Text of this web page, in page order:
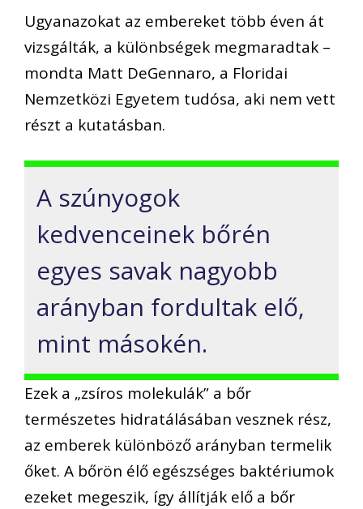
Ugyanazokat az embereket több éven át
vizsgálták, a különbségek megmaradtak –
mondta Matt DeGennaro, a Floridai
Nemzetközi Egyetem tudósa, aki nem vett
részt a kutatásban.
A szúnyogok
kedvenceinek bőrén
egyes savak nagyobb
arányban fordultak elő,
mint másokén.
Ezek a „zsíros molekulák” a bőr
természetes hidratálásában vesznek rész,
az emberek különböző arányban termelik
őket. A bőrön élő egészséges baktériumok
ezeket megeszik, így állítják elő a bőr